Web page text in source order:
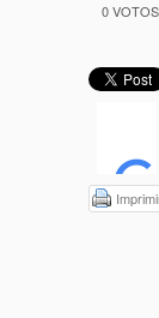
0VOTOS